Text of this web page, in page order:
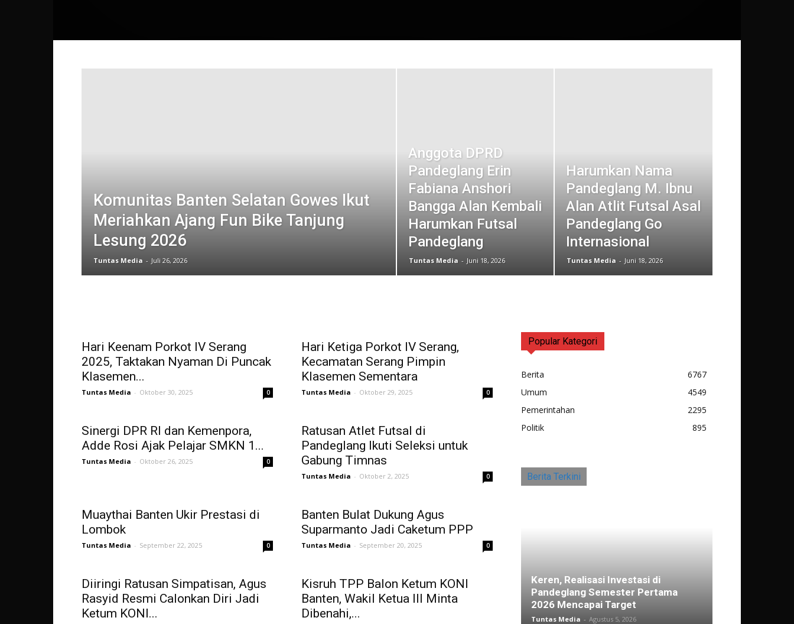
Komunitas Banten Selatan Gowes Ikut
Meriahkan Ajang Fun Bike Tanjung
Lesung 2026
Tuntas Media - Juli 26, 2026
Anggota DPRD
Pandeglang Erin
Fabiana Anshori
Bangga Alan Kembali
Harumkan Futsal
Pandeglang
Tuntas Media - Juni 18, 2026
Harumkan Nama
Pandeglang M. Ibnu
Alan Atlit Futsal Asal
Pandeglang Go
Internasional
Tuntas Media - Juni 18, 2026
Hari Keenam Porkot IV Serang
2025, Taktakan Nyaman Di Puncak
Klasemen...
Tuntas Media - Oktober 30, 2025 0
Hari Ketiga Porkot IV Serang,
Kecamatan Serang Pimpin
Klasemen Sementara
Tuntas Media - Oktober 29, 2025 0
Sinergi DPR RI dan Kemenpora,
Adde Rosi Ajak Pelajar SMKN 1...
Tuntas Media - Oktober 26, 2025 0
Ratusan Atlet Futsal di
Pandeglang Ikuti Seleksi untuk
Gabung Timnas
Tuntas Media - Oktober 2, 2025 0
Muaythai Banten Ukir Prestasi di
Lombok
Tuntas Media - September 22, 2025 0
Banten Bulat Dukung Agus
Suparmanto Jadi Caketum PPP
Tuntas Media - September 20, 2025 0
Diiringi Ratusan Simpatisan, Agus
Rasyid Resmi Calonkan Diri Jadi
Ketum KONI...
Kisruh TPP Balon Ketum KONI
Banten, Wakil Ketua III Minta
Dibenahi,...
Popular Kategori
Berita
6767
Umum
4549
Pemerintahan
2295
Politik
895
Berita Terkini
Keren, Realisasi Investasi di
Pandeglang Semester Pertama
2026 Mencapai Target
Tuntas Media - Agustus 5, 2026